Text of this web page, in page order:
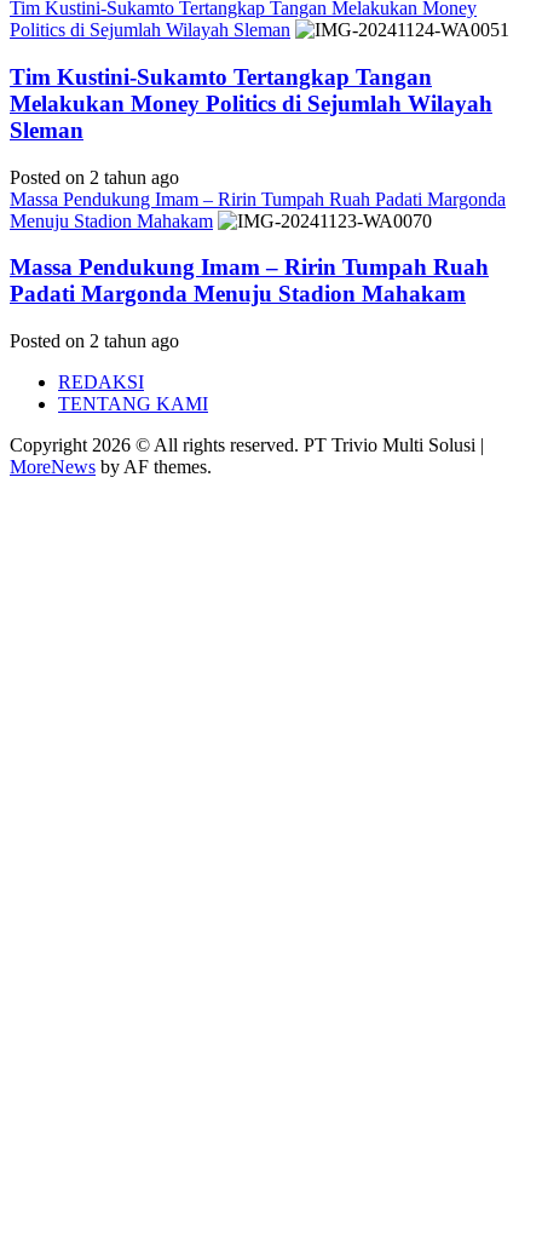
Tim Kustini-Sukamto Tertangkap Tangan Melakukan Money
Politics di Sejumlah Wilayah Sleman
Tim Kustini-Sukamto Tertangkap Tangan
Melakukan Money Politics di Sejumlah Wilayah
Sleman
Posted on 2 tahun ago
Massa Pendukung Imam – Ririn Tumpah Ruah Padati Margonda
Menuju Stadion Mahakam
Massa Pendukung Imam – Ririn Tumpah Ruah
Padati Margonda Menuju Stadion Mahakam
Posted on 2 tahun ago
REDAKSI
TENTANG KAMI
Copyright 2026 © All rights reserved. PT Trivio Multi Solusi |
MoreNews by AF themes.